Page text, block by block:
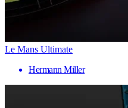
Le Mans Ultimate
Hermann Miller